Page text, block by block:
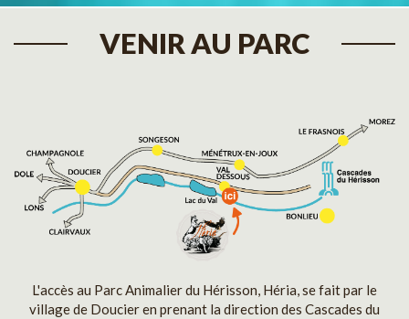
VENIR AU PARC
L'accès au Parc Animalier du Hérisson, Héria, se fait par le
village de Doucier en prenant la direction des Cascades du